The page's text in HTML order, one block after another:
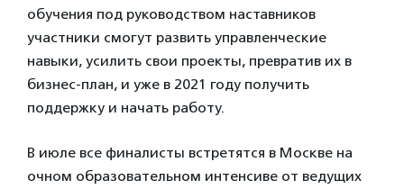
обучения под руководством наставников
участники смогут развить управленческие
навыки, усилить свои проекты, превратив их в
бизнес-план, и уже в 2021 году получить
поддержку и начать работу.
В июле все финалисты встретятся в Москве на
очном образовательном интенсиве от ведущих